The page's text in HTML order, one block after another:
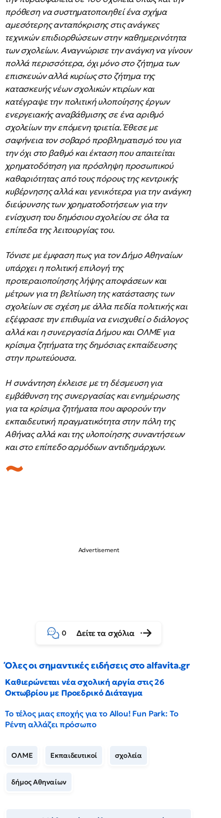
πρόθεση να συστηματοποιηθεί ένα σχήμα
αμεσότερης ανταπόκρισης στις ανάγκες
τεχνικών επιδιορθώσεων στην καθημερινότητα
των σχολείων. Αναγνώρισε την ανάγκη να γίνουν
πολλά περισσότερα, όχι μόνο στο ζήτημα των
επισκευών αλλά κυρίως στο ζήτημα της
κατασκευής νέων σχολικών κτιρίων και
κατέγραψε την πολιτική υλοποίησης έργων
ενεργειακής αναβάθμισης σε ένα αριθμό
σχολείων την επόμενη τριετία. Έθεσε με
σαφήνεια τον σοβαρό προβληματισμό του για
την όχι στο βαθμό και έκταση που απαιτείται
χρηματοδότηση για πρόσληψη προσωπικού
καθαριότητας από τους πόρους της κεντρικής
κυβέρνησης αλλά και γενικότερα για την ανάγκη
διεύρυνσης των χρηματοδοτήσεων για την
ενίσχυση του δημόσιου σχολείου σε όλα τα
επίπεδα της λειτουργίας του.
Τόνισε με έμφαση πως για τον Δήμο Αθηναίων
υπάρχει η πολιτική επιλογή της
προτεραιοποίησης λήψης αποφάσεων και
μέτρων για τη βελτίωση της κατάστασης των
σχολείων σε σχέση με άλλα πεδία πολιτικής και
εξέφρασε την επιθυμία να ενισχυθεί ο διάλογος
αλλά και η συνεργασία Δήμου και ΟΛΜΕ για
κρίσιμα ζητήματα της δημόσιας εκπαίδευσης
στην πρωτεύουσα.
Η συνάντηση έκλεισε με τη δέσμευση για
εμβάθυνση της συνεργασίας και ενημέρωσης
για τα κρίσιμα ζητήματα που αφορούν την
εκπαιδευτική πραγματικότητα στην πόλη της
Αθήνας αλλά και της υλοποίησης συναντήσεων
και στο επίπεδο αρμόδιων αντιδημάρχων.
0 Δείτε τα σχόλια
Όλες οι σημαντικές ειδήσεις στο alfavita.gr
Καθιερώνεται νέα σχολική αργία στις 26
Οκτωβρίου με Προεδρικό Διάταγμα
Το τέλος μιας εποχής για το Allou! Fun Park: Το
Ρέντη αλλάζει πρόσωπο
ΟΛΜΕ Εκπαιδευτικοί σχολεία
δήμος Αθηναίων